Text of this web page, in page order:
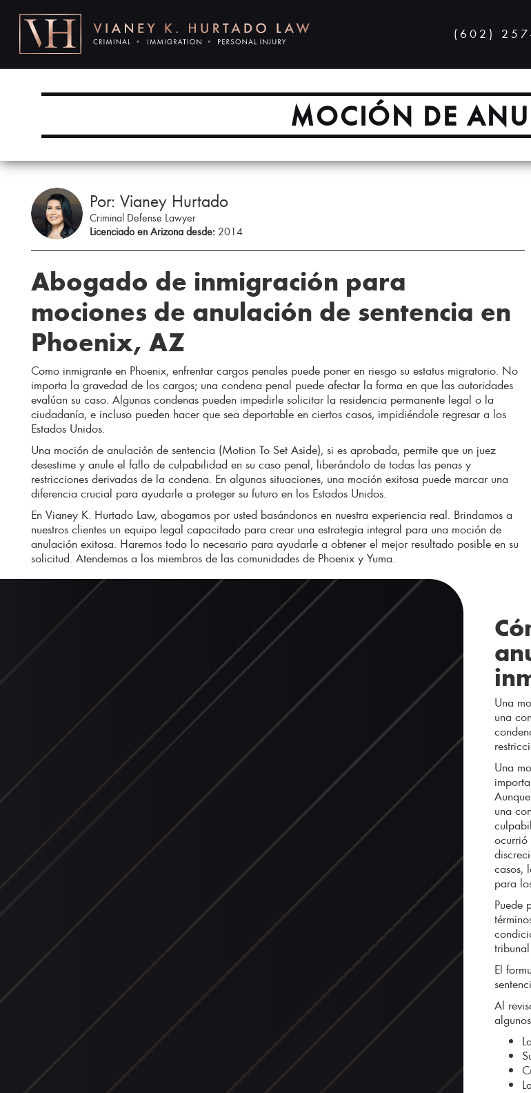
(602)
MOCIÓN DE
Por: Vianey Hurtado
Criminal Defense Lawyer
Licenciado en Arizona desde: 2014
Abogado de inmigración para
mociones de anulación de sentencia en
Phoenix, AZ
Como inmigrante en Phoenix, enfrentar cargos penales puede poner en riesgo su estatus migratorio. No
importa la gravedad de los cargos; una condena penal puede afectar la forma en que las autoridades
evalúan su caso. Algunas condenas pueden impedirle solicitar la residencia permanente legal o la
ciudadanía, e incluso pueden hacer que sea deportable en ciertos casos, impidiéndole regresar a los
Estados Unidos.
Una moción de anulación de sentencia (Motion To Set Aside), si es aprobada, permite que un juez
desestime y anule el fallo de culpabilidad en su caso penal, liberándolo de todas las penas y
restricciones derivadas de la condena. En algunas situaciones, una moción exitosa puede marcar una
diferencia crucial para ayudarle a proteger su futuro en los Estados Unidos.
En Vianey K. Hurtado Law, abogamos por usted basándonos en nuestra experiencia real. Brindamos a
nuestros clientes un equipo legal capacitado para crear una estrategia integral para una moción de
anulación exitosa. Haremos todo lo necesario para ayudarle a obtener el mejor resultado posible en su
solicitud. Atendemos a los miembros de las comunidades de Phoenix y Yuma.
Una
una
Una
una
ocurrió
casos,
para
Puede
El
Al